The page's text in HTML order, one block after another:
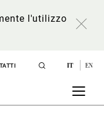
l'utilizzo
IT EN